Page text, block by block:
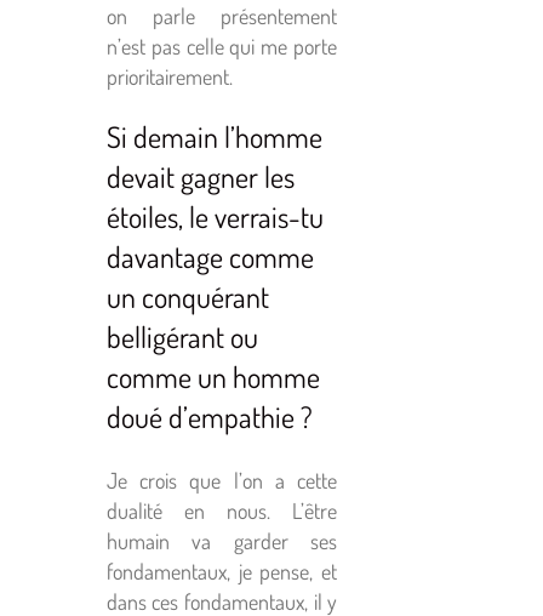
on parle présentement
n’est pas celle qui me porte
prioritairement.
Si demain l’homme
devait gagner les
étoiles, le verrais-tu
davantage comme
un conquérant
belligérant ou
comme un homme
doué d’empathie ?
Je crois que l’on a cette
dualité en nous. L’être
humain va garder ses
fondamentaux, je pense, et
dans ces fondamentaux, il y